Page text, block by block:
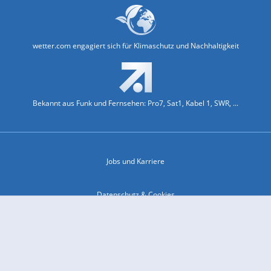
wetter.com engagiert sich für Klimaschutz und Nachhaltigkeit
Bekannt aus Funk und Fernsehen: Pro7, Sat1, Kabel 1, SWR, ...
Jobs und Karriere
Datenschutz & Cookies